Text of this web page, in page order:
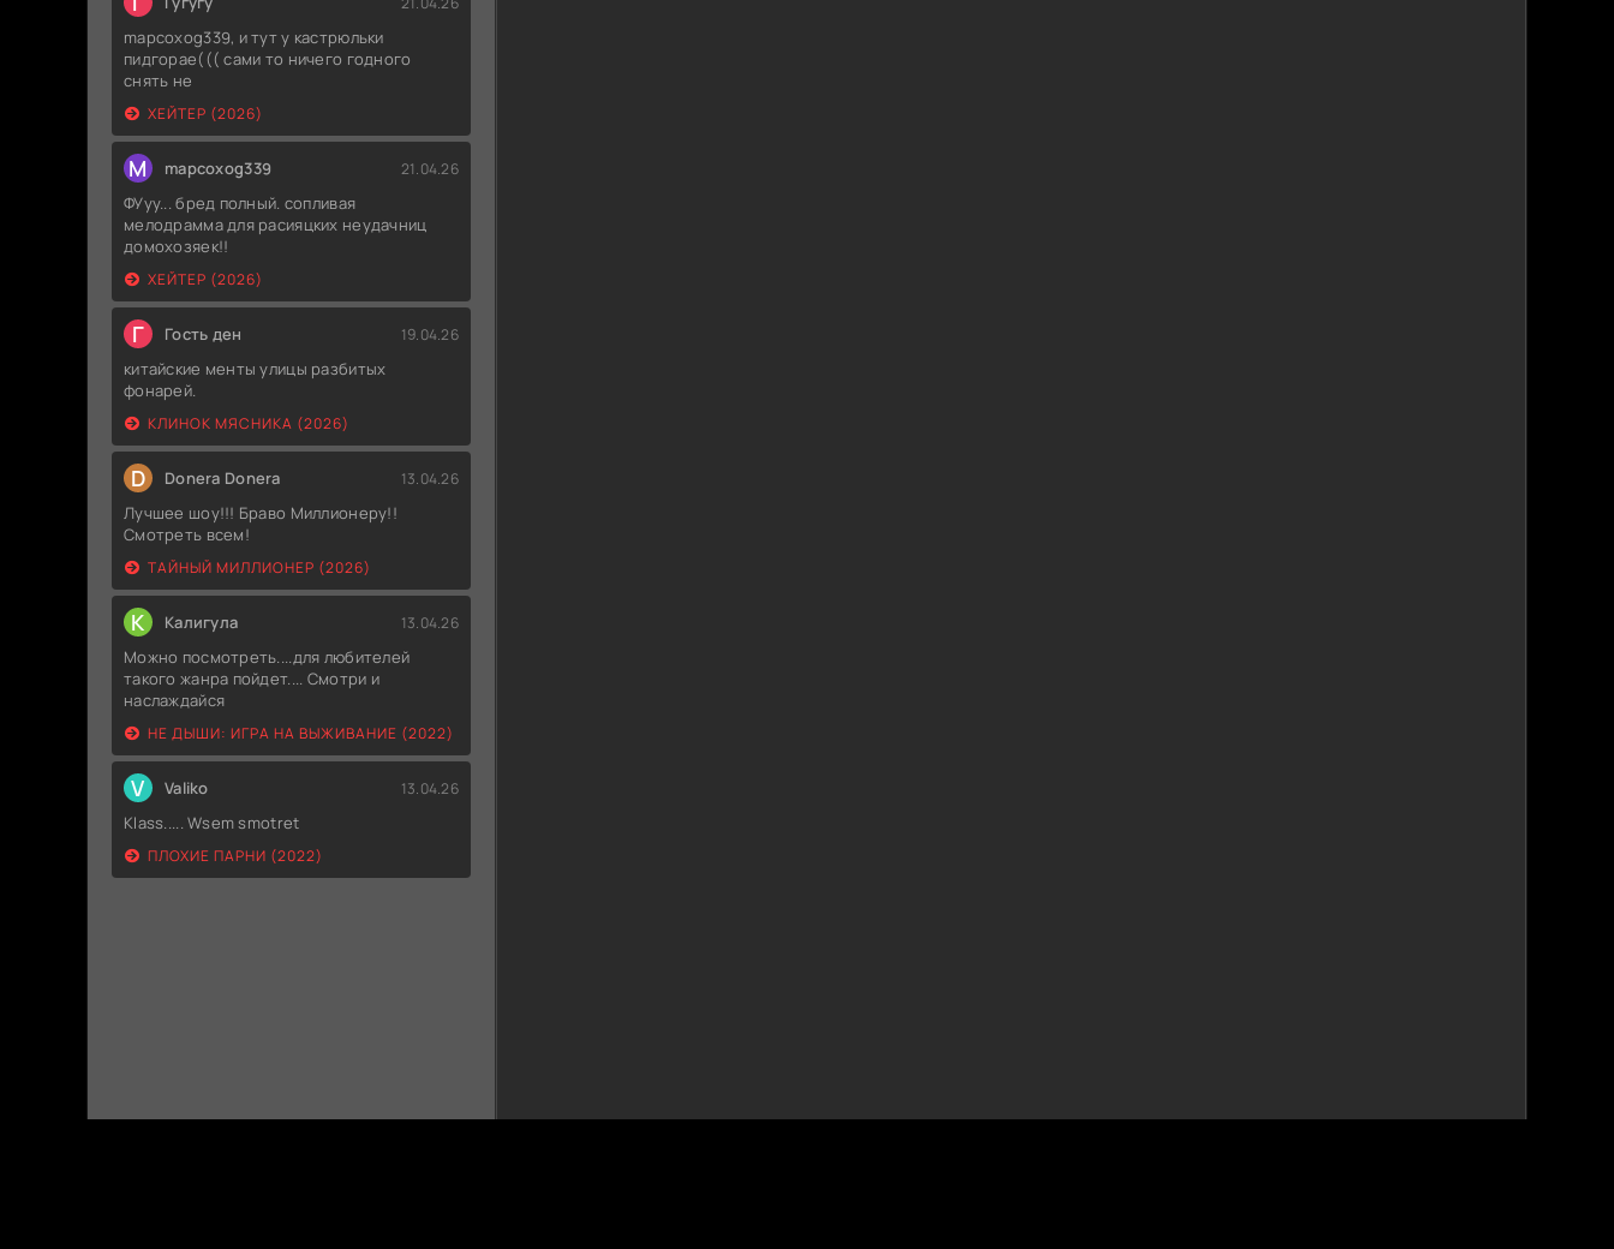
mapcoxog339, и тут у кастрюльки
пидгорае((( сами то ничего годного
снять не
ХЕЙТЕР (2026)
M mapcoxog339 21.04.26
ФУуу... бред полный. сопливая
мелодрамма для расияцких неудачниц
домохозяек!!
ХЕЙТЕР (2026)
Г Гость ден 19.04.26
китайские менты улицы разбитых
фонарей.
КЛИНОК МЯСНИКА (2026)
D Donera Donera 13.04.26
Лучшее шоу!!! Браво Миллионеру!!
Смотреть всем!
ТАЙНЫЙ МИЛЛИОНЕР (2026)
К Калигула 13.04.26
Можно посмотреть....для любителей
такого жанра пойдет.... Смотри и
наслаждайся
НЕ ДЫШИ: ИГРА НА ВЫЖИВАНИЕ (2022)
V Valiko 13.04.26
Klass..... Wsem smotret
ПЛОХИЕ ПАРНИ (2022)